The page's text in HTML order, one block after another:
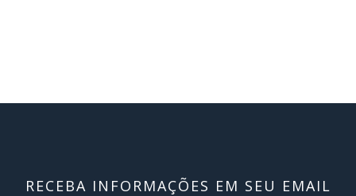
RECEBA INFORMAÇÕES EM SEU EMAIL